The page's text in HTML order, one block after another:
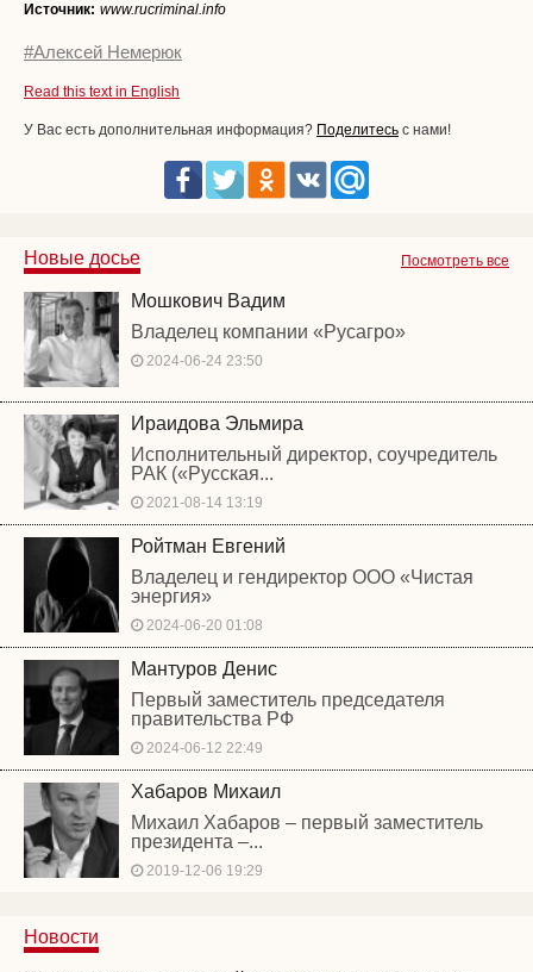
Источник: www.rucriminal.info
#Алексей Немерюк
Read this text in English
У Вас есть дополнительная информация? Поделитесь с нами!
Посмотреть все
Новые досье
Мошкович Вадим
Владелец компании «Русагро»
2024-06-24 23:50
Ираидова Эльмира
Исполнительный директор, соучредитель
РАК («Русская...
2021-08-14 13:19
Ройтман Евгений
Владелец и гендиректор ООО «Чистая
энергия»
2024-06-20 01:08
Мантуров Денис
Первый заместитель председателя
правительства РФ
2024-06-12 22:49
Хабаров Михаил
Михаил Хабаров – первый заместитель
президента –...
2019-12-06 19:29
Новости